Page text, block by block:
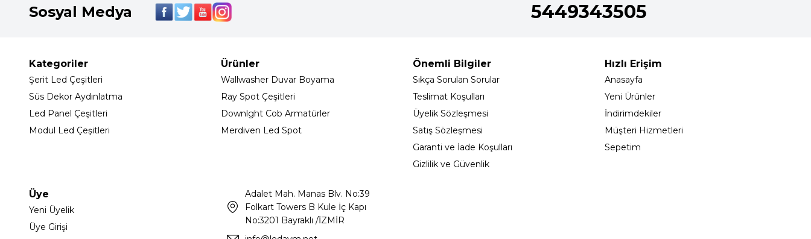
Sosyal Medya 5449343505
Kategoriler
Şerit Led Çeşitleri
Süs Dekor Aydınlatma
Led Panel Çeşitleri
Modul Led Çeşitleri
Ürünler
Wallwasher Duvar Boyama
Ray Spot Çeşitleri
Downlght Cob Armatürler
Merdiven Led Spot
Önemli Bilgiler
Sıkça Sorulan Sorular
Teslimat Koşulları
Üyelik Sözleşmesi
Satış Sözleşmesi
Garanti ve İade Koşulları
Gizlilik ve Güvenlik
Hızlı Erişim
Anasayfa
Yeni Ürünler
İndirimdekiler
Müşteri Hizmetleri
Sepetim
Üye
Yeni Üyelik
Üye Girişi
Adalet Mah. Manas Blv. No:39
Folkart Towers B Kule İç Kapı
No:3201 Bayraklı /İZMİR